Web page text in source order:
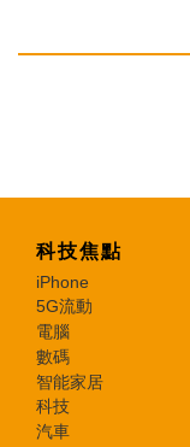
科技焦點
iPhone
5G流動
電腦
數碼
智能家居
科技
汽車